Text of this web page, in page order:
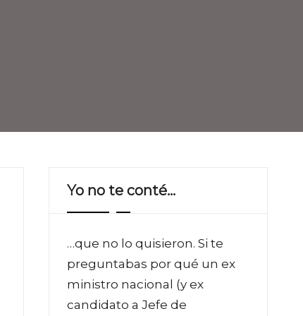
Yo no te conté…
…que no lo quisieron. Si te
preguntabas por qué un ex
ministro nacional (y ex
candidato a Jefe de